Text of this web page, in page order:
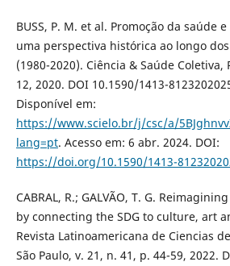
BUSS, P. M. et al. Promoção da saúde
uma perspectiva histórica ao longo
(1980-2020). Ciência & Saúde Coletiva,
12, 2020. DOI 10.1590/1413-
Disponível em:
https://www.scielo.br/j/csc/a/
lang=pt. Acesso em: 6 abr. 2024. DOI:
https://doi.org/10.1590/1413-
CABRAL, R.; GALVÃO, T. G.
by connecting the SDG to culture, art
Revista Latinoamericana de Ciencias
São Paulo, v. 21, n. 41, p. 44-59, 2022.